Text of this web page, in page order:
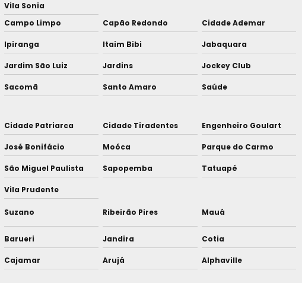
Vila Sonia
Campo Limpo Capão Redondo Cidade Ademar
Ipiranga Itaim Bibi Jabaquara
Jardim São Luiz Jardins Jockey Club
Sacomã Santo Amaro Saúde
Cidade Patriarca Cidade Tiradentes Engenheiro Goulart
José Bonifácio Moóca Parque do Carmo
São Miguel Paulista Sapopemba Tatuapé
Vila Prudente
Suzano Ribeirão Pires Mauá
Barueri Jandira Cotia
Cajamar Arujá Alphaville